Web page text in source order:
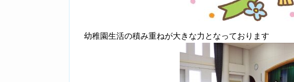
幼稚園生活の積み重ねが大きな力となっております